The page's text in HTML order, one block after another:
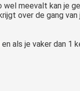
meevalt kan je
over de gang
en als je vaker dan 1